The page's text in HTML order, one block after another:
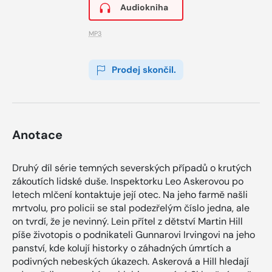
Audiokniha
MP3
Prodej skončil.
Anotace
Druhý díl série temných severských případů o krutých
zákoutích lidské duše. Inspektorku Leo Askerovou po
letech mlčení kontaktuje její otec. Na jeho farmě našli
mrtvolu, pro policii se stal podezřelým číslo jedna, ale
on tvrdí, že je nevinný. Lein přítel z dětství Martin Hill
píše životopis o podnikateli Gunnarovi Irvingovi na jeho
panství, kde kolují historky o záhadných úmrtích a
podivných nebeských úkazech. Askerová a Hill hledají